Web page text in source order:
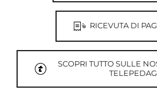
RICEVUTA DI
SCOPRI TUTTO SULLE